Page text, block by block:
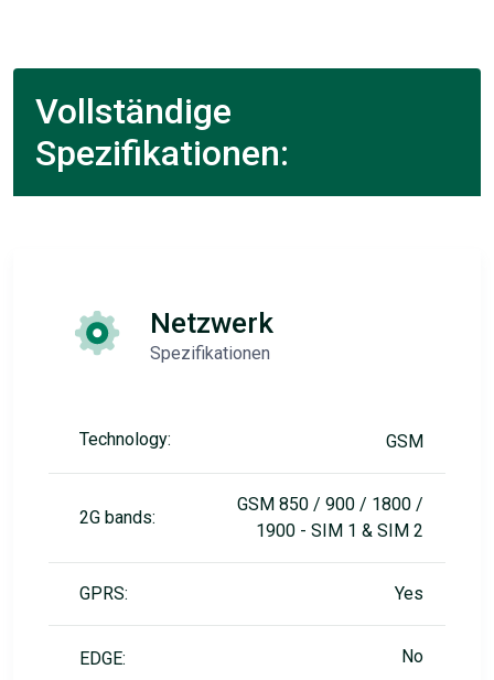
Vollständige
Spezifikationen:
Netzwerk
Spezifikationen
Technology: GSM
2G bands:
GSM 850 / 900 / 1800 /
1900 - SIM 1 & SIM 2
GPRS: Yes
EDGE: No